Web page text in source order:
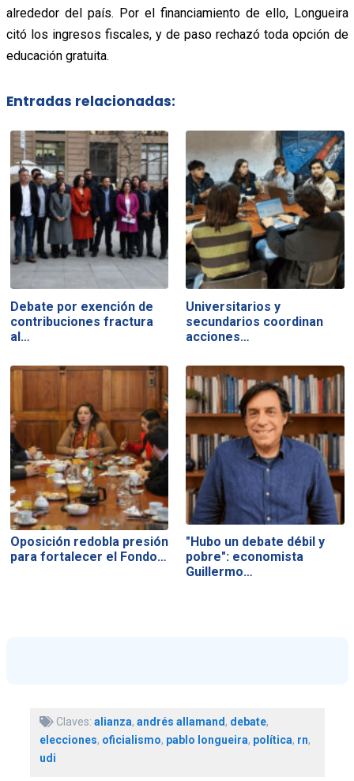
alrededor del país. Por el financiamiento de ello, Longueira
citó los ingresos fiscales, y de paso rechazó toda opción de
educación gratuita.
Entradas relacionadas:
Debate por exención de
contribuciones fractura
al…
Universitarios y
secundarios coordinan
acciones…
Oposición redobla presión
para fortalecer el Fondo…
"Hubo un debate débil y
pobre": economista
Guillermo…
Claves: alianza, andrés allamand, debate,
elecciones, oficialismo, pablo longueira, política, rn,
udi